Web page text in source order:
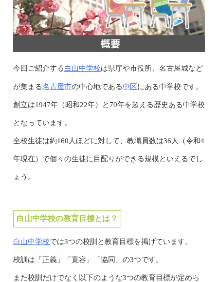
今回ご紹介する白山中学校は県庁や市役所、名古屋城など
が集まる名古屋市の中心地である中区にある中学校です。
創立は1947年（昭和22年）と70年を超える歴史ある中学校
となっています。
全校生徒は約160人ほどに対して、教職員数は36人（令和4
年現在）で個々の生徒に目配りができる規模といえるでし
ょう。
白山中学校の教育目標とは？
白山中学校では3つの校訓と教育目標を掲げています。
校訓は「正義」「寛容」「協同」の3つです。
また校訓だけでなく以下のような3つの教育目標が定めら